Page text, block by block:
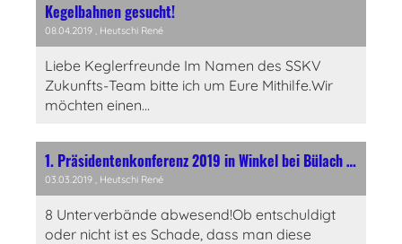
Kegelbahnen gesucht!
08.04.2019 , Heutschi René
Liebe Keglerfreunde Im Namen des SSKV
Zukunfts-Team bitte ich um Eure Mithilfe.Wir
möchten einen...
1. Präsidentenkonferenz 2019 in Winkel bei Bülach - Orientierungen
03.03.2019 , Heutschi René
8 Unterverbände abwesend!Ob entschuldigt
oder nicht ist es Schade, dass man diese